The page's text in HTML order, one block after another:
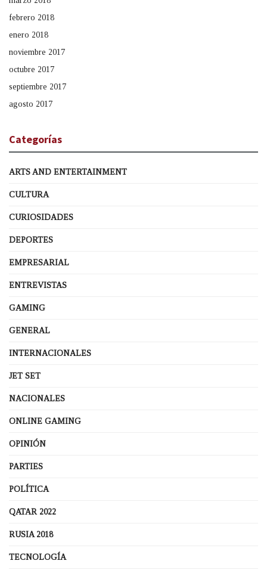
febrero 2018
enero 2018
noviembre 2017
octubre 2017
septiembre 2017
agosto 2017
Categorías
ARTS AND ENTERTAINMENT
CULTURA
CURIOSIDADES
DEPORTES
EMPRESARIAL
ENTREVISTAS
GAMING
GENERAL
INTERNACIONALES
JET SET
NACIONALES
ONLINE GAMING
OPINIÓN
PARTIES
POLÍTICA
QATAR 2022
RUSIA 2018
TECNOLOGÍA